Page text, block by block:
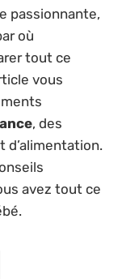
passionnante,
où
tout ce
vous
, des
d’alimentation.
avez tout ce